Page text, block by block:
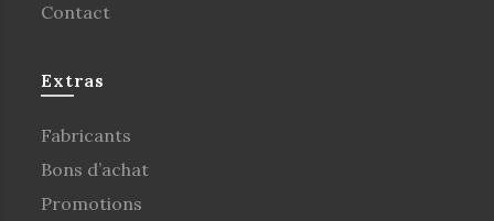
Contact
Extras
Fabricants
Bons d’achat
Promotions